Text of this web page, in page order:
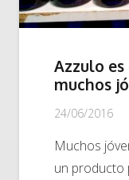
Azzulo
muchos
24/06/2016
Muchos
un producto